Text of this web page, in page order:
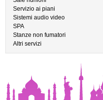
Servizio ai piani
Sistemi audio video
SPA
Stanze non fumatori
Altri servizi